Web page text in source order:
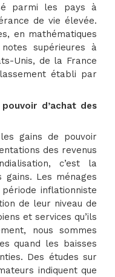
parmi les pays à
de vie élevée.
en mathématiques
supérieures à
Unis, de la France
établi par
d’achat des
gains de pouvoir
des revenus
c’est la
Les ménages
inflationniste
de leur niveau de
et services qu’ils
nous sommes
quand les baisses
Des études sur
indiquent que